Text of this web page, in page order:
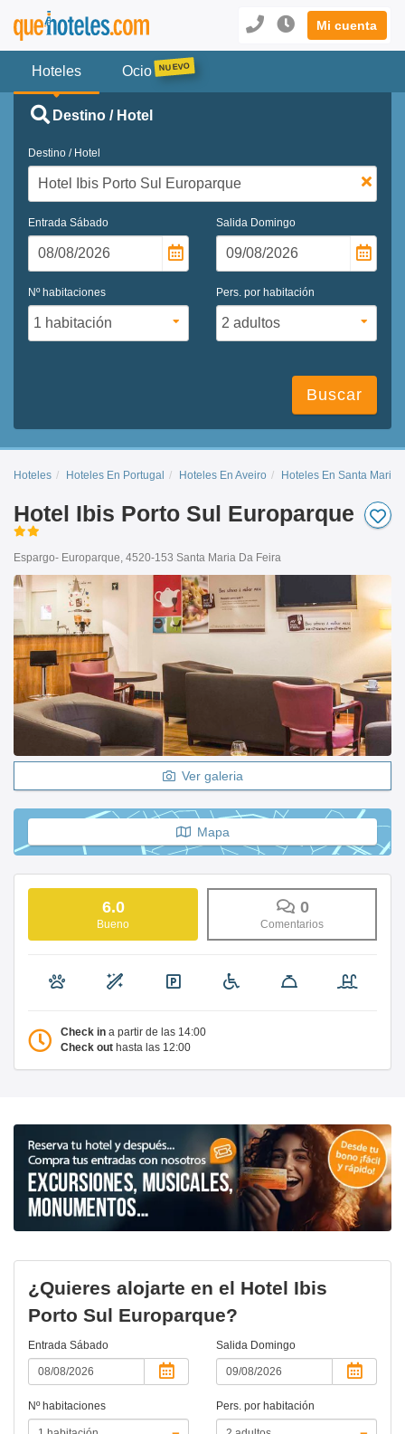
Mi cuenta
Hoteles Ocio
Destino / Hotel
Destino / Hotel
Entrada Sábado Salida Domingo
Nº habitaciones Pers. por habitación
Buscar
Hoteles Hoteles En Portugal Hoteles En Aveiro Hoteles En Santa Maria
Hotel Ibis Porto Sul Europarque
Espargo- Europarque, 4520-153 Santa Maria Da Feira
Ver galeria
Mapa
6.0
Bueno
0
Comentarios
Check in a partir de las 14:00
Check out hasta las 12:00
¿Quieres alojarte en el Hotel Ibis
Porto Sul Europarque?
Entrada Sábado Salida Domingo
Nº habitaciones Pers. por habitación